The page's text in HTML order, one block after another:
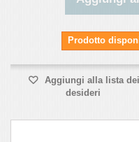
Prodotto
Aggiungi alla lista dei
desideri